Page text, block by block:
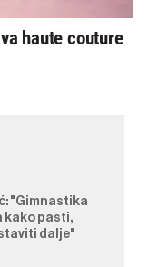
haute couture
"Gimnastika
kako pasti,
dalje"